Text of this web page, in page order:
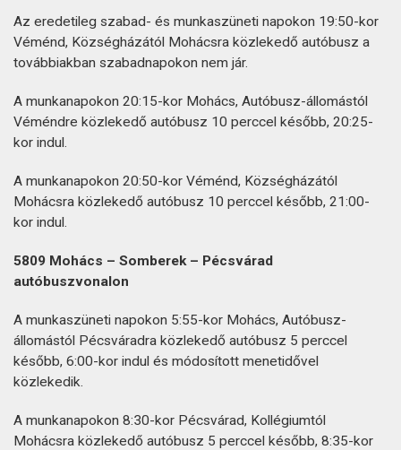
Az eredetileg szabad- és munkaszüneti napokon 19:50-kor
Véménd, Községházától Mohácsra közlekedő autóbusz a
továbbiakban szabadnapokon nem jár.
A munkanapokon 20:15-kor Mohács, Autóbusz-állomástól
Véméndre közlekedő autóbusz 10 perccel később, 20:25-
kor indul.
A munkanapokon 20:50-kor Véménd, Községházától
Mohácsra közlekedő autóbusz 10 perccel később, 21:00-
kor indul.
5809 Mohács – Somberek – Pécsvárad
autóbuszvonalon
A munkaszüneti napokon 5:55-kor Mohács, Autóbusz-
állomástól Pécsváradra közlekedő autóbusz 5 perccel
később, 6:00-kor indul és módosított menetidővel
közlekedik.
A munkanapokon 8:30-kor Pécsvárad, Kollégiumtól
Mohácsra közlekedő autóbusz 5 perccel később, 8:35-kor